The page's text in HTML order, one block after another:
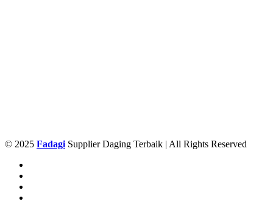
© 2025 Fadagi Supplier Daging Terbaik | All Rights Reserved